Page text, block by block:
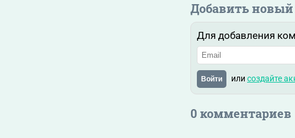
Добавить
Для добавления
Войти или создайте
0 комментариев